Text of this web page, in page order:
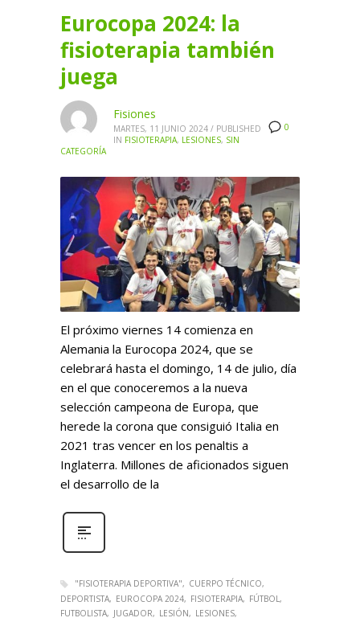
Eurocopa 2024: la
fisioterapia también
juega
0
Fisiones
MARTES, 11 JUNIO 2024 / PUBLISHED
IN FISIOTERAPIA, LESIONES, SIN
CATEGORÍA
El próximo viernes 14 comienza en
Alemania la Eurocopa 2024, que se
celebrará hasta el domingo, 14 de julio, día
en el que conoceremos a la nueva
selección campeona de Europa, que
herede la corona que consiguió Italia en
2021 tras vencer en los penaltis a
Inglaterra. Millones de aficionados siguen
el desarrollo de la
"FISIOTERAPIA DEPORTIVA"
CUERPO TÉCNICO
DEPORTISTA
EUROCOPA 2024 FISIOTERAPIA
FÚTBOL
FUTBOLISTA
JUGADOR LESIÓN LESIONES